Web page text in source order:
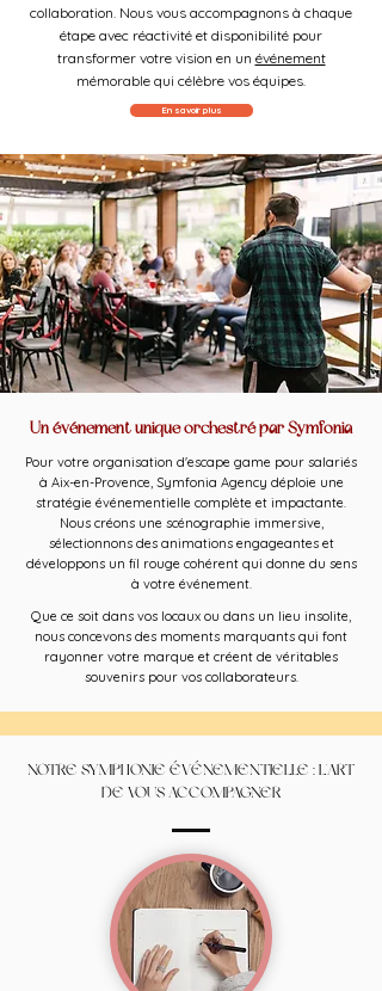
collaboration. Nous vous accompagnons à chaque
étape avec réactivité et disponibilité pour
transformer votre vision en un événement
mémorable qui célèbre vos équipes.
En savoir plus
Un événement unique orchestré par Symfonia
Pour votre organisation d'escape game pour salariés
à Aix-en-Provence, Symfonia Agency déploie une
stratégie événementielle complète et impactante.
Nous créons une scénographie immersive,
sélectionnons des animations engageantes et
développons un fil rouge cohérent qui donne du sens
à votre événement.
Que ce soit dans vos locaux ou dans un lieu insolite,
nous concevons des moments marquants qui font
rayonner votre marque et créent de véritables
souvenirs pour vos collaborateurs.
NOTRE SYMPHONIE ÉVÉNEMENTIELLE : L'ART
DE VOUS ACCOMPAGNER